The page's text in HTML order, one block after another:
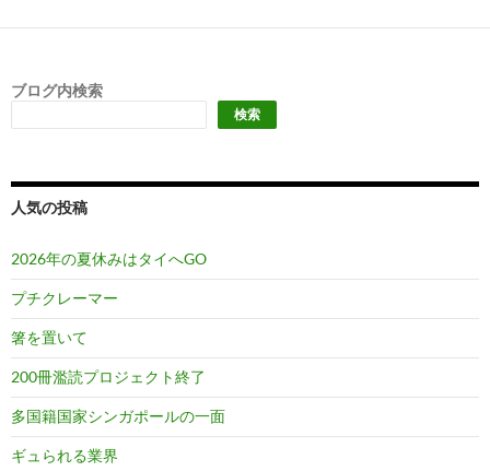
ブログ内検索
検索
人気の投稿
2026年の夏休みはタイへGO
プチクレーマー
箸を置いて
200冊濫読プロジェクト終了
多国籍国家シンガポールの一面
ギュられる業界